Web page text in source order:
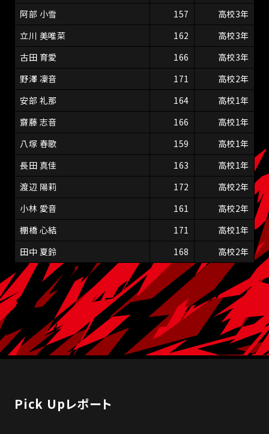
阿部 小雪
157
高校3年
立川 美唯菜
162
高校3年
古田 育愛
166
高校3年
野澤 凜音
171
高校2年
安部 礼那
164
高校1年
齋藤 志音
166
高校1年
八塚 春歌
159
高校1年
長田 真佳
163
高校1年
渡辺 陽莉
172
高校2年
小林 愛音
161
高校2年
棚橋 心結
171
高校1年
田中 夏鈴
168 高校2年
Pick Upレポート